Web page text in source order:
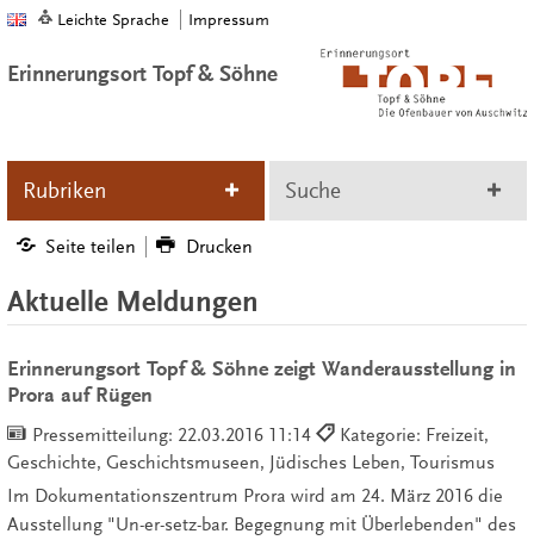
Leichte Sprache Impressum
Erinnerungsort Topf & Söhne
Rubriken Suche
Seite teilen Drucken
Aktuelle Meldungen
Erinnerungsort Topf & Söhne zeigt Wanderausstellung in
Prora auf Rügen
Pressemitteilung: 22.03.2016 11:14
Kategorie: Freizeit,
Geschichte, Geschichtsmuseen, Jüdisches Leben, Tourismus
Im Dokumentationszentrum Prora wird am 24. März 2016 die
Ausstellung "Un-er-setz-bar. Begegnung mit Überlebenden" des